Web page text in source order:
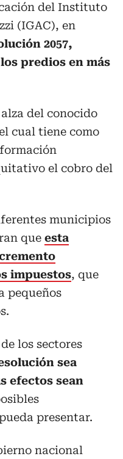
del Instituto
(IGAC), en
2057,
predios en más
del conocido
cual tiene como
el cobro del
municipios
que esta
impuestos, que
pequeños
los sectores
sea
efectos sean
presentar.
nacional